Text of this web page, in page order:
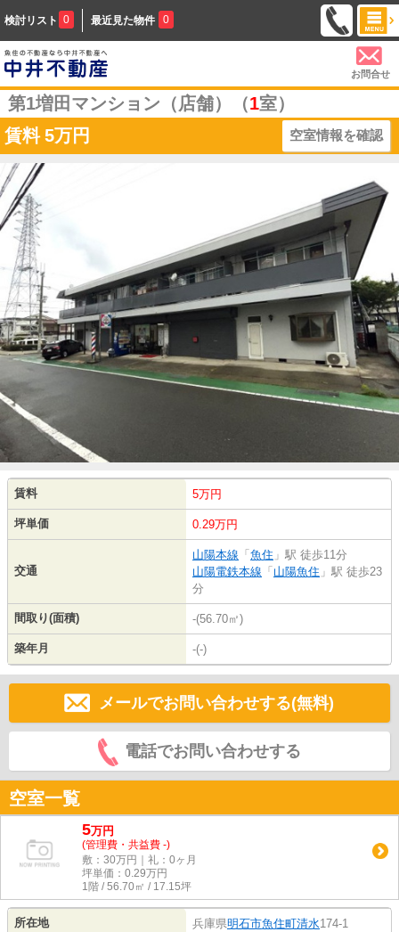
検討リスト 0 最近見た物件 0
お問合せ
第1増田マンション（店舗）（1室）
賃料 5万円 空室情報を確認
賃料 5万円
坪単価 0.29万円
交通
山陽本線 「 魚住 」駅 徒歩11分
山陽電鉄本線 「 山陽魚住 」駅 徒歩23
分
間取り(面積) -(56.70㎡)
築年月 -(-)
メールでお問い合わせする(無料)
電話でお問い合わせする
空室一覧
5万円
(管理費・共益費 -)
敷：30万円｜礼：0ヶ月
坪単価： 0.29万円
1階 / 56.70㎡ / 17.15坪
所在地 兵庫県明石市魚住町清水174-1